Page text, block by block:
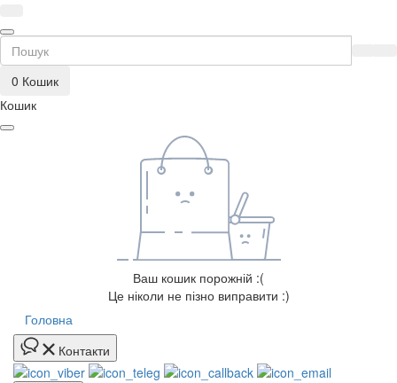
0 Кошик
Кошик
Ваш кошик порожній :(
Це ніколи не пізно виправити :)
Головна
Контакти